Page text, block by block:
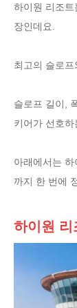
하이원 리조트
장인데요.
최고의 슬로프
슬로프 길이,
키어가 선호하
아래에서는
까지 한 번에
하이원 리